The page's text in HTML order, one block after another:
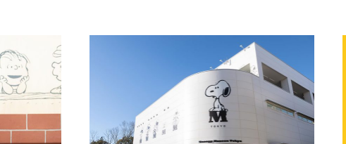
本サイトご利用にあたって Cookie Settings お問い合わせ